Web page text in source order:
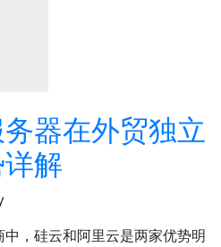
器在外贸独立
解
，硅云和阿里云是两家优势明